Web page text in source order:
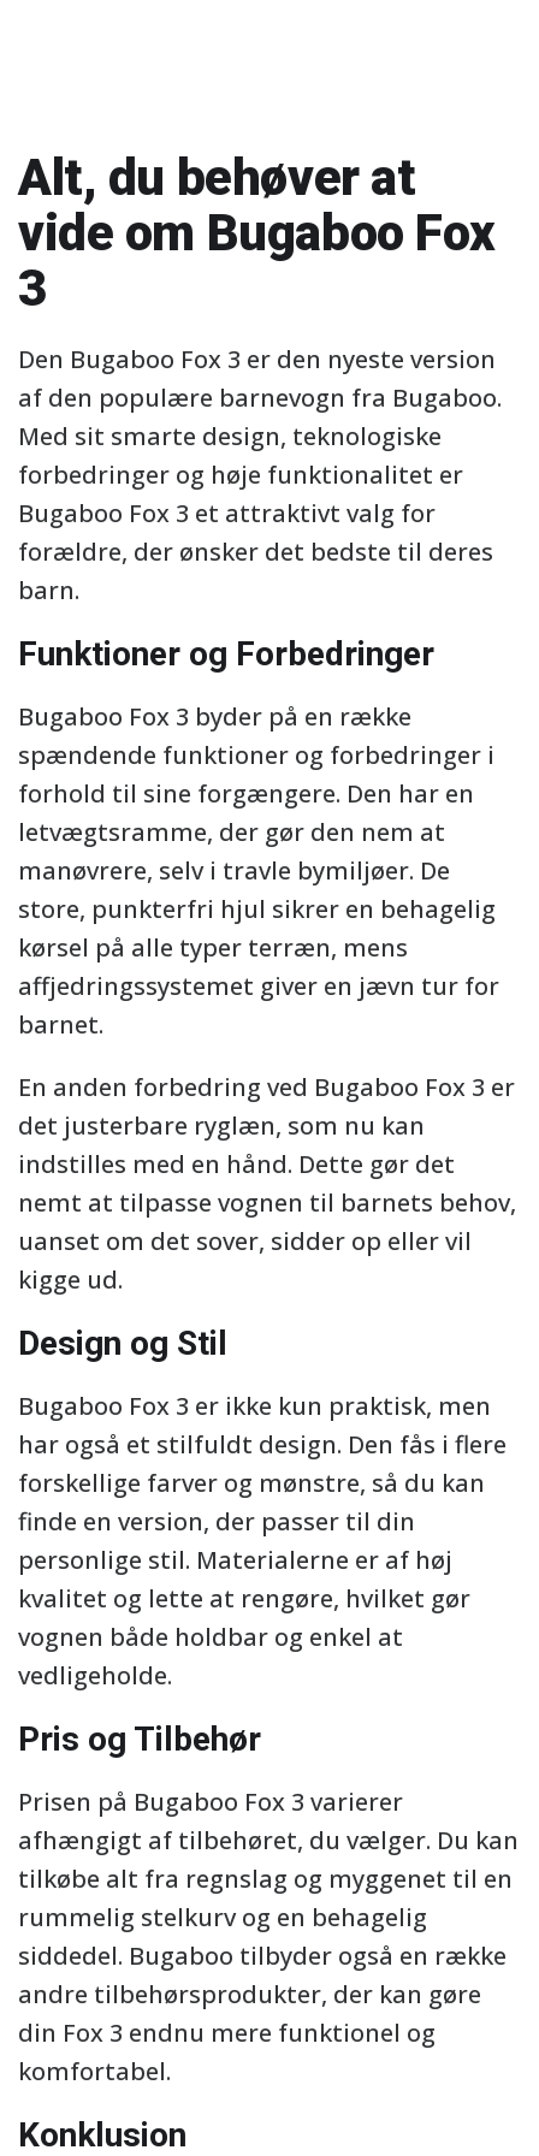
Alt, du behøver at
vide om Bugaboo Fox
3
Den Bugaboo Fox 3 er den nyeste version
af den populære barnevogn fra Bugaboo.
Med sit smarte design, teknologiske
forbedringer og høje funktionalitet er
Bugaboo Fox 3 et attraktivt valg for
forældre, der ønsker det bedste til deres
barn.
Funktioner og Forbedringer
Bugaboo Fox 3 byder på en række
spændende funktioner og forbedringer i
forhold til sine forgængere. Den har en
letvægtsramme, der gør den nem at
manøvrere, selv i travle bymiljøer. De
store, punkterfri hjul sikrer en behagelig
kørsel på alle typer terræn, mens
affjedringssystemet giver en jævn tur for
barnet.
En anden forbedring ved Bugaboo Fox 3 er
det justerbare ryglæn, som nu kan
indstilles med en hånd. Dette gør det
nemt at tilpasse vognen til barnets behov,
uanset om det sover, sidder op eller vil
kigge ud.
Design og Stil
Bugaboo Fox 3 er ikke kun praktisk, men
har også et stilfuldt design. Den fås i flere
forskellige farver og mønstre, så du kan
finde en version, der passer til din
personlige stil. Materialerne er af høj
kvalitet og lette at rengøre, hvilket gør
vognen både holdbar og enkel at
vedligeholde.
Pris og Tilbehør
Prisen på Bugaboo Fox 3 varierer
afhængigt af tilbehøret, du vælger. Du kan
tilkøbe alt fra regnslag og myggenet til en
rummelig stelkurv og en behagelig
siddedel. Bugaboo tilbyder også en række
andre tilbehørsprodukter, der kan gøre
din Fox 3 endnu mere funktionel og
komfortabel.
Konklusion